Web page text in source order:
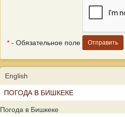
* - Обязательное поле
English
ПОГОДА В БИШКЕКЕ
Погода в Бишкеке